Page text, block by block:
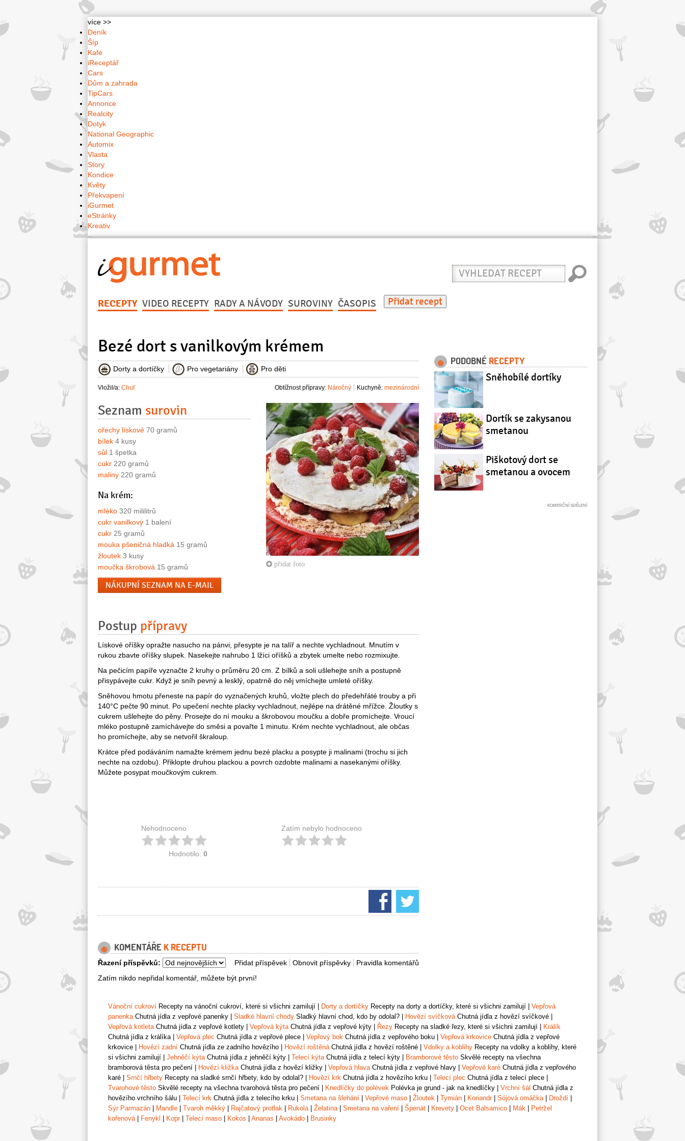
více >>
Deník
Šíp
Kafe
iReceptář
Cars
Dům a zahrada
TipCars
Annonce
Realcity
Dotyk
National Geographic
Automix
Vlasta
Story
Kondice
Květy
Překvapení
iGurmet
eStránky
Kreativ
Vyhledat
recept
RECEPTY VIDEO RECEPTY RADY A NÁVODY SUROVINY ČASOPIS Přidat recept
Bezé dort s vanilkovým krémem
Dorty a dortíčky Pro vegetariány Pro děti
Vložil/a: Chuť Kuchyně: mezinárodní
Obtížnost přípravy: Náročný
přidat foto
Seznam surovin
ořechy lískové 70 gramů
bílek 4 kusy
sůl 1 špetka
cukr 220 gramů
maliny 220 gramů
Na krém:
mléko 320 mililitrů
cukr vanilkový 1 balení
cukr 25 gramů
mouka pšeničná hladká 15 gramů
žloutek 3 kusy
moučka škrobová 15 gramů
NÁKUPNÍ SEZNAM NA E-MAIL
Postup přípravy
Lískové oříšky opražte nasucho na pánvi, přesypte je na talíř a nechte vychladnout. Mnutím v
rukou zbavte oříšky slupek. Nasekejte nahrubo 1 lžíci oříšků a zbytek umelte nebo rozmixujte.
Na pečicím papíře vyznačte 2 kruhy o průměru 20 cm. Z bílků a soli ušlehejte sníh a postupně
přisypávejte cukr. Když je sníh pevný a lesklý, opatrně do něj vmíchejte umleté oříšky.
Sněhovou hmotu přeneste na papír do vyznačených kruhů, vložte plech do předehřáté trouby a při
140°C pečte 90 minut. Po upečení nechte placky vychladnout, nejlépe na drátěné mřížce. Žloutky s
cukrem ušlehejte do pěny. Prosejte do ní mouku a škrobovou moučku a dobře promíchejte. Vroucí
mléko postupně zamíchávejte do směsi a povařte 1 minutu. Krém nechte vychladnout, ale občas
ho promíchejte, aby se netvořil škraloup.
Krátce před podáváním namažte krémem jednu bezé placku a posypte ji malinami (trochu si jich
nechte na ozdobu). Přiklopte druhou plackou a povrch ozdobte malinami a nasekanými oříšky.
Můžete posypat moučkovým cukrem.
Nehodnoceno
Hodnotilo: 0
Zatím nebylo hodnoceno
KOMENTÁŘE K RECEPTU
Pravidla komentářů
Obnovit příspěvky
Přidat příspěvek
Řazení příspěvků:
Zatím nikdo nepřidal komentář, můžete být první!
PODOBNÉ RECEPTY
Sněhobílé dortíky
Dortík se zakysanou
smetanou
Piškotový dort se
smetanou a ovocem
Vánoční cukroví Recepty na vánoční cukroví, které si všichni zamilují Dorty a dortíčky Recepty na dorty a dortíčky, které si všichni zamilují
Vepřová
panenkaChutná jídla z vepřové panenky Sladké hlavní chody Sladký hlavní chod, kdo by odolal? Hovězí svíčkováChutná jídla z hovězí svíčkové
Vepřová kotletaChutná jídla z vepřové kotlety Vepřová kýtaChutná jídla z vepřové kýty Řezy Recepty na sladké řezy, které si všichni zamilují
Králík
Chutná jídla z králíka| Vepřová plec Chutná jídla z vepřové plece Vepřový bok Chutná jídla z vepřového boku Vepřová krkovice Chutná jídla z vepřové
krkovice
Hovězí zadní Chutná jídla ze zadního hovězího Hovězí roštěnáChutná jídla z hovězí roštěné Vdolky a koblihy Recepty na vdolky a koblihy, které
si všichni zamilují
Jehněčí kýtaChutná jídla z jehněčí kýty Telecí kýtaChutná jídla z telecí kýty Bramborové těsto Skvělé recepty na všechna
bramborová těsta pro pečení
Hovězí kližkaChutná jídla z hovězí kližky Vepřová hlavaChutná jídla z vepřové hlavy Vepřové karé Chutná jídla z vepřového
karé
Srnčí hřbety Recepty na sladké srnčí hřbety, kdo by odolal? Hovězí krk Chutná jídla z hovězího krku Telecí plec Chutná jídla z telecí plece
Tvarohové těsto Skvělé recepty na všechna tvarohová těsta pro pečení Knedlíčky do polévek Polévka je grund - jak na knedlíčky Vrchní šál Chutná jídla z
hovězího vrchního šálu
Telecí krk Chutná jídla z telecího krku Smetana na šlehání Vepřové maso Žloutek Tymián Koriandr| Sójová omáčka| Droždí
Sýr Parmazán
Mandle Tvaroh měkký Rajčatový protlak Rukola| Želatina| Smetana na vaření Špenát Krevety Ocet Balsamico Mák
Petržel
kořenová| Fenykl Kopr| Telecí maso Kokos Ananas Avokádo Brusinky